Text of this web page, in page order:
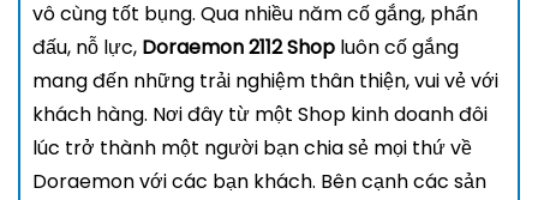
vô cùng tốt bụng. Qua nhiều năm cố gắng, phấn
đấu, nỗ lực, Doraemon 2112 Shop luôn cố gắng
mang đến những trải nghiệm thân thiện, vui vẻ với
khách hàng. Nơi đây từ một Shop kinh doanh đôi
lúc trở thành một người bạn chia sẻ mọi thứ về
Doraemon với các bạn khách. Bên cạnh các sản